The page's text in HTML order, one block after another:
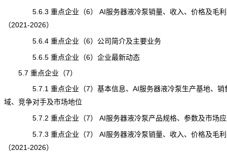
5.6.3 重点企业（6） AI服务器液冷泵销量、收入、价格及毛利
（2021-2026）
5.6.4 重点企业（6）公司简介及主要业务
5.6.5 重点企业（6）企业最新动态
5.7 重点企业（7）
5.7.1 重点企业（7）基本信息、AI服务器液冷泵生产基地、销
域、竞争对手及市场地位
5.7.2 重点企业（7） AI服务器液冷泵产品规格、参数及市场应
5.7.3 重点企业（7） AI服务器液冷泵销量、收入、价格及毛利
（2021-2026）